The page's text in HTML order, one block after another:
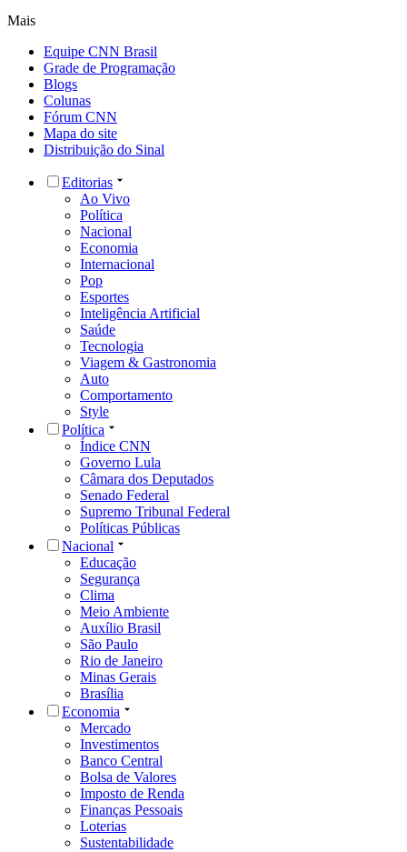
Mais
Equipe CNN Brasil
Grade de Programação
Blogs
Colunas
Fórum CNN
Mapa do site
Distribuição do Sinal
Editorias
Ao Vivo
Política
Nacional
Economia
Internacional
Pop
Esportes
Inteligência Artificial
Saúde
Tecnologia
Viagem & Gastronomia
Auto
Comportamento
Style
Política
Índice CNN
Governo Lula
Câmara dos Deputados
Senado Federal
Supremo Tribunal Federal
Políticas Públicas
Nacional
Educação
Segurança
Clima
Meio Ambiente
Auxílio Brasil
São Paulo
Rio de Janeiro
Minas Gerais
Brasília
Economia
Mercado
Investimentos
Banco Central
Bolsa de Valores
Imposto de Renda
Finanças Pessoais
Loterias
Sustentabilidade